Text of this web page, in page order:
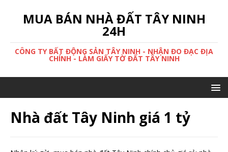
MUA BÁN NHÀ ĐẤT TÂY NINH
24H
CÔNG TY BẤT ĐỘNG SẢN TÂY NINH - NHẬN ĐO ĐẠC ĐỊA
CHÍNH - LÀM GIẤY TỜ ĐẤT TÂY NINH
Nhà đất Tây Ninh giá 1 tỷ